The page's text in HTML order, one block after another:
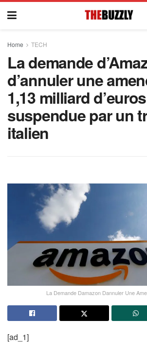
Home TECH
La demande
d’annuler une
1,13 milliard d’euros
suspendue par un
italien
La Demande Damazon Dannuler Une
[ad_1]